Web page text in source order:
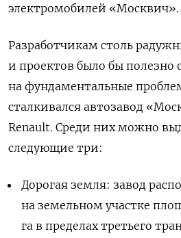
электромобилей «Москвич».
Разработчикам столь
и проектов было бы полезно
на фундаментальные
сталкивался автозавод
Renault. Среди них можно
следующие три:
Дорогая земля: завод
на земельном участке
га в пределах третьего